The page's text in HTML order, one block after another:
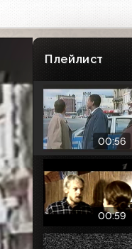
Плейлист
00:56
00:56
00:59